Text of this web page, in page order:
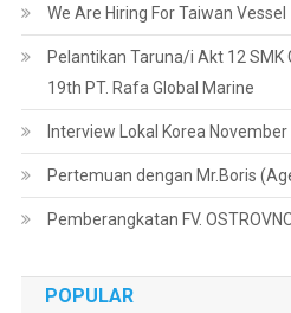
We Are Hiring For Taiwan Vessel
Pelantikan Taruna/i Akt 12 SMK
19th PT. Rafa Global Marine
Interview Lokal Korea
Pertemuan dengan Mr.Boris
Pemberangkatan FV.
POPULAR